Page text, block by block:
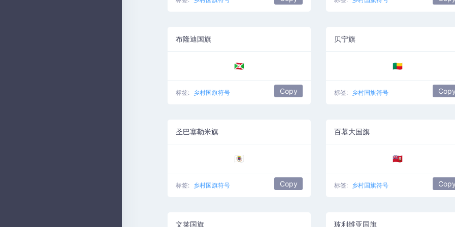
布隆迪国旗
🇧🇮
标签: 乡村国旗符号 Copy
贝宁旗
🇧🇯
标签: 乡村国旗符号
圣巴塞勒米旗
🇧🇱
标签: 乡村国旗符号 Copy
百慕大国旗
🇧🇲
标签: 乡村国旗符号
文莱国旗 玻利维亚国旗